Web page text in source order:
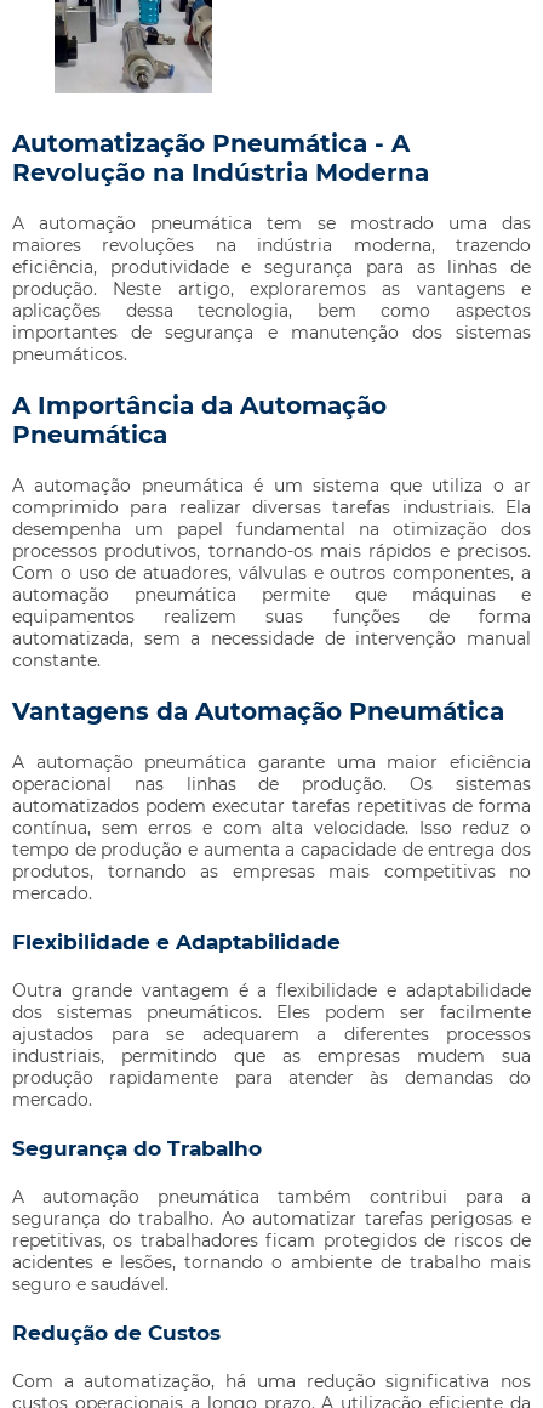
Automatização Pneumática - A
Revolução na Indústria Moderna
A automação pneumática tem se mostrado uma das
maiores revoluções na indústria moderna, trazendo
eficiência, produtividade e segurança para as linhas de
produção. Neste artigo, exploraremos as vantagens e
aplicações dessa tecnologia, bem como aspectos
importantes de segurança e manutenção dos sistemas
pneumáticos.
A Importância da Automação
Pneumática
A automação pneumática é um sistema que utiliza o ar
comprimido para realizar diversas tarefas industriais. Ela
desempenha um papel fundamental na otimização dos
processos produtivos, tornando-os mais rápidos e precisos.
Com o uso de atuadores, válvulas e outros componentes, a
automação pneumática permite que máquinas e
equipamentos realizem suas funções de forma
automatizada, sem a necessidade de intervenção manual
constante.
Vantagens da Automação Pneumática
A automação pneumática garante uma maior eficiência
operacional nas linhas de produção. Os sistemas
automatizados podem executar tarefas repetitivas de forma
contínua, sem erros e com alta velocidade. Isso reduz o
tempo de produção e aumenta a capacidade de entrega dos
produtos, tornando as empresas mais competitivas no
mercado.
Flexibilidade e Adaptabilidade
Outra grande vantagem é a flexibilidade e adaptabilidade
dos sistemas pneumáticos. Eles podem ser facilmente
ajustados para se adequarem a diferentes processos
industriais, permitindo que as empresas mudem sua
produção rapidamente para atender às demandas do
mercado.
Segurança do Trabalho
A automação pneumática também contribui para a
segurança do trabalho. Ao automatizar tarefas perigosas e
repetitivas, os trabalhadores ficam protegidos de riscos de
acidentes e lesões, tornando o ambiente de trabalho mais
seguro e saudável.
Redução de Custos
Com a automatização, há uma redução significativa nos
custos operacionais a longo prazo. A utilização eficiente da